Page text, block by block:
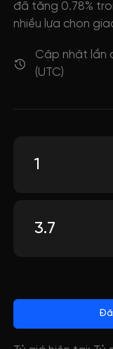
đã tăng 0.78%
nhiều lựa chọn
Cập nhật lần
(UTC)